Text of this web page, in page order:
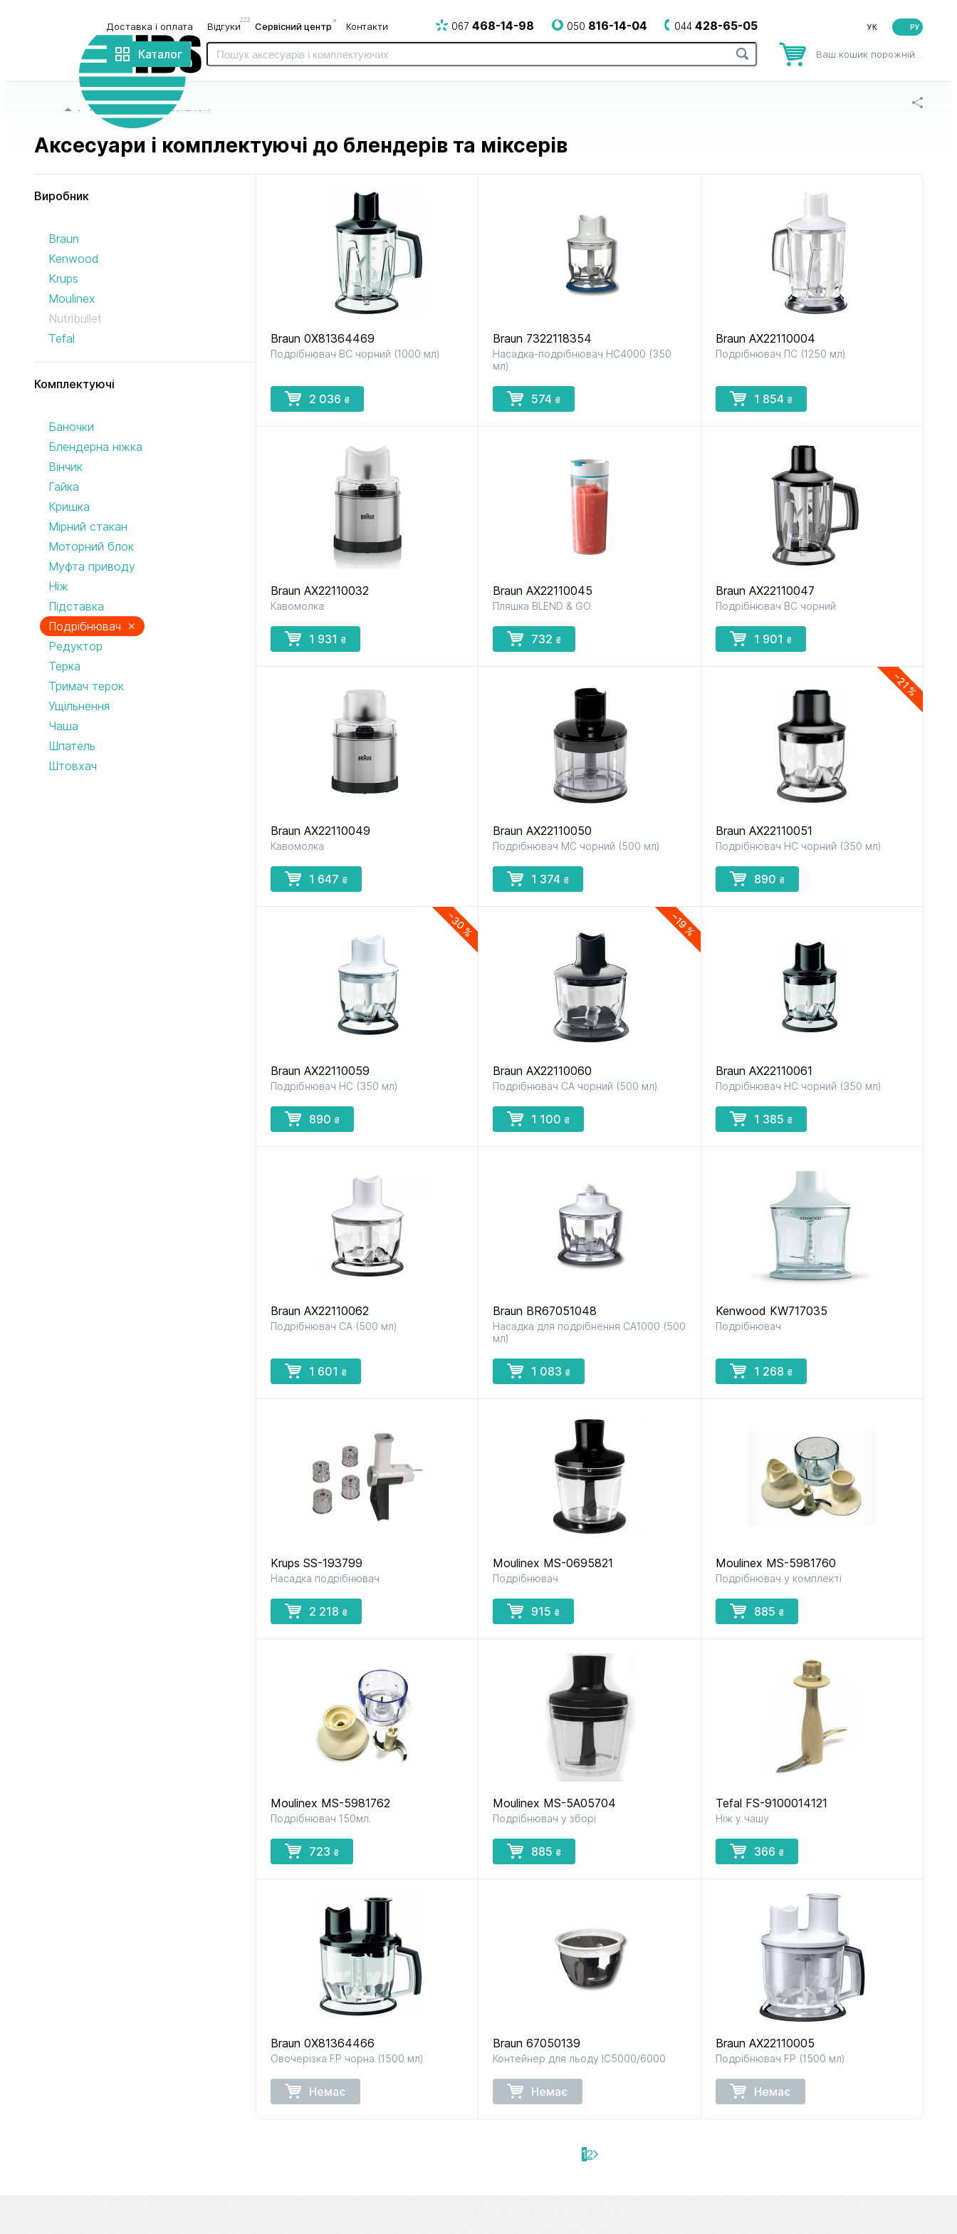
Інтернет-
магазин
«IBS»
Каталог
до електро
і НВЧ печей
до епіляторів до зубних щіток до йогуртниць
до мультиварок
до м’ясорубок
до пароварок
до пилососів
до фенів
до чайників
і термосів
Доставка і оплата Відгуки
222
Сервісний центр Контакти РУ
067 468-14-98 050 816-14-04 044 428-65-05
Ваш кошик порожній…
Головна сторінка
Аксесуари і комплектуючі
Аксесуари і комплектуючі до блендерів та міксерів
Виробник
Braun
Kenwood
Krups
Moulinex
Nutribullet
Tefal
Комплектуючі
Баночки
Блендерна ніжка
Вінчик
Гайка
Кришка
Мірний стакан
Моторний блок
Муфта приводу
Ніж
Підставка
Подрібнювач ×
Редуктор
Терка
Тримач терок
Ущільнення
Чаша
Шпатель
Штовхач
Braun 0X81364469
Подрібнювач BC чорний (1000 мл)
2 036 ₴
Braun 7322118354
Насадка-подрібнювач НС4000 (350
мл)
574 ₴
Braun AX22110004
Подрібнювач ПС (1250 мл)
1 854 ₴
Braun AX22110032
Кавомолка
1 931 ₴
Braun AX22110045
Пляшка BLEND & GO
732 ₴
Braun AX22110047
Подрібнювач BC чорний
1 901 ₴
Braun AX22110049
Кавомолка
1 647 ₴
Braun AX22110050
Подрібнювач MC чорний (500 мл)
1 374 ₴
Braun AX22110051
Подрібнювач НС чорний (350 мл)
890 ₴
−21 %
Braun AX22110059
Подрібнювач НС (350 мл)
890 ₴
−30 %
Braun AX22110060
Подрібнювач СА чорний (500 мл)
1 100 ₴
−19 %
Braun AX22110061
Подрібнювач НС чорний (350 мл)
1 385 ₴
Braun AX22110062
Подрібнювач СА (500 мл)
1 601 ₴
Braun BR67051048
Насадка для подрібнення CA1000 (500
мл)
1 083 ₴
Kenwood KW717035
Подрібнювач
1 268 ₴
Krups SS-193799
Насадка подрібнювач
2 218 ₴
Moulinex MS-0695821
Подрібнювач
915 ₴
Moulinex MS-5981760
Подрібнювач у комплекті
885 ₴
Moulinex MS-5981762
Подрібнювач 150мл.
723 ₴
Moulinex MS-5A05704
Подрібнювач у зборі
885 ₴
Tefal FS-9100014121
Ніж у чашу
366 ₴
Braun 0X81364466
Овочерізка FP чорна (1500 мл)
Немає
Braun 67050139
Контейнер для льоду IC5000/6000
Немає
Braun AX22110005
Подрібнювач FP (1500 мл)
Немає
12